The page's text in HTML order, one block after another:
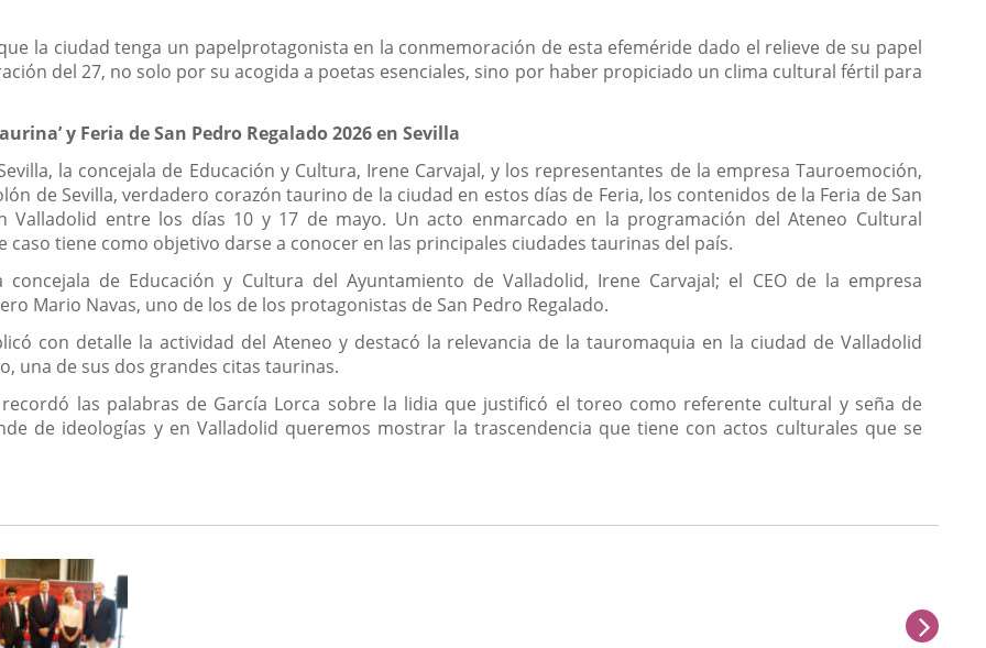
la ciudad tenga un papelprotagonista en la conmemoración de esta efeméride dado el relieve de su papel
del 27, no solo por su acogida a poetas esenciales, sino por haber propiciado un clima cultural fértil para
y Feria de San Pedro Regalado 2026 en Sevilla
la concejala de Educación y Cultura, Irene Carvajal, y los representantes de la empresa Tauroemoción,
de Sevilla, verdadero corazón taurino de la ciudad en estos días de Feria, los contenidos de la Feria de San
Valladolid entre los días 10 y 17 de mayo. Un acto enmarcado en la programación del Ateneo Cultural
caso tiene como objetivo darse a conocer en las principales ciudades taurinas del país.
de Educación y Cultura del Ayuntamiento de Valladolid, Irene Carvajal; el CEO de la empresa
Mario Navas, uno de los de los protagonistas de San Pedro Regalado.
con detalle la actividad del Ateneo y destacó la relevancia de la tauromaquia en la ciudad de Valladolid
una de sus dos grandes citas taurinas.
las palabras de García Lorca sobre la lidia que justificó el toreo como referente cultural y seña de
de ideologías y en Valladolid queremos mostrar la trascendencia que tiene con actos culturales que se
next